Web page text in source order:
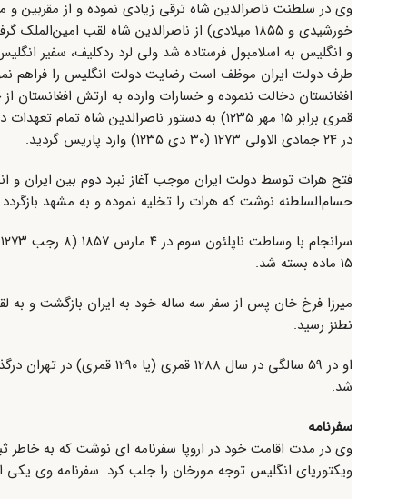
خورشیدی و ۱۸۵۵ میلادی) از ناصرالدین شاه لقب
و انگلیس به اسلامبول فرستاده شد ولی لرد ردکلیف، سفیر
طرف دولت ایران موظف است رضایت دولت انگلیس را فراهم
قمری برابر ۱۵ مهر ۱۲۳۵) به دستور
در ۲۴ جمادی الاولی ۱۲۷۳ (۳۰ دی ۱۲۳۵) وارد پاریس گردید.
حسام‌السلطنه نوشت که هرات را تخلیه نموده و به مشهد
۱۵ ماده بسته شد.
میرزا فرخ خان پس از سفر سه ساله خود به ایران بازگشت و به
نطنز رسید.
او در ۵۹ سالگی در سال
شد.
سفرنامه
وی در مدت اقامت خود در اروپا سفرنامه ای نوشت که به خاطر
ویکتوریای انگلیس توجه مورخان را جلب کرد. سفرنامه وی